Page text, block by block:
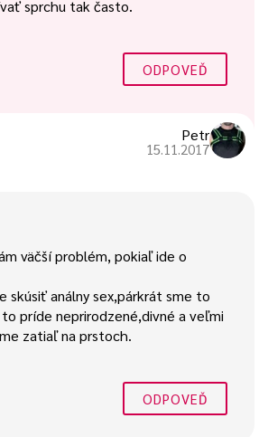
sprchu tak často.
ODPOVEĎ
Petr
15.11.2017
väčší problém, pokiaľ ide o
skúsiť análny sex,párkrát sme to
príde neprirodzené,divné a veľmi
zatiaľ na prstoch.
ODPOVEĎ